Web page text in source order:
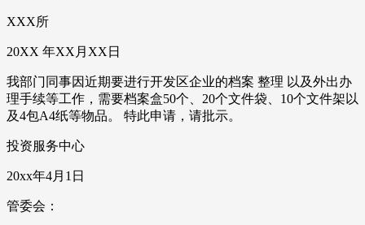
XXX所
20XX 年XX月XX日
我部门同事因近期要进行开发区企业的档案 整理 以及外出办
理手续等工作，需要档案盒50个、20个文件袋、10个文件架以
及4包A4纸等物品。 特此申请，请批示。
投资服务中心
20xx年4月1日
管委会：